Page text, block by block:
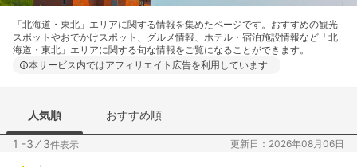
「北海道・東北」エリアに関する情報を集めたページです。おすすめの観光
スポットやおでかけスポット、グルメ情報、ホテル・宿泊施設情報など「北
海道・東北」エリアに関する旬な情報をご覧になることができます。
本サービス内ではアフィリエイト広告を利用しています
人気順 おすすめ順
1 -3 ⁄3件表示 更新日：2026年08月06日